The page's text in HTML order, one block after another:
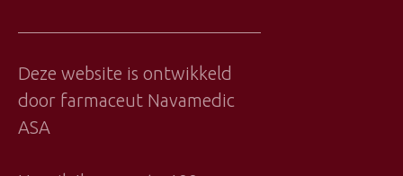
contact
op
Deze website is ontwikkeld
door farmaceut Navamedic
ASA